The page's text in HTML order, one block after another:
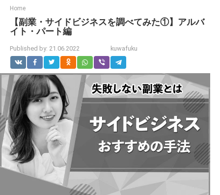
Home
【副業・サイドビジネスを調べてみた①】アルバ
イト・パート編
Published by: 21.06.2022 kuwafuku